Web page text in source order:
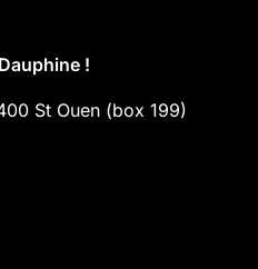
!
St Ouen (box 199)